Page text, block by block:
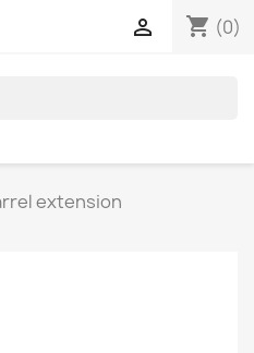
shopping_cart (0)

extension